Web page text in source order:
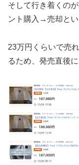
そして行き着くの
ント購入→売却とい
23万円くらいで売
るため、発売直後